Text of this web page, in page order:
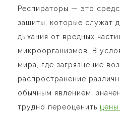
Респираторы — это
защиты, которые служат
дыхания от вредных
микроорганизмов. В
мира, где загрязнение
распространение
обычным явлением,
трудно переоценить